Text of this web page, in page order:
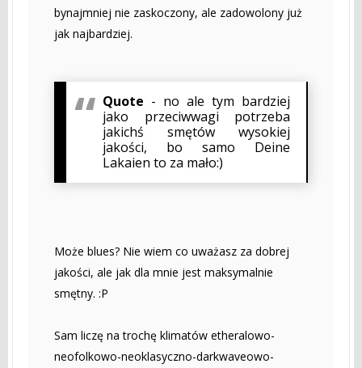
bynajmniej nie zaskoczony, ale zadowolony już
jak najbardziej.
Quote - no ale tym bardziej
jako przeciwwagi potrzeba
jakichś smętów wysokiej
jakości, bo samo Deine
Lakaien to za mało:)
Może blues? Nie wiem co uważasz za dobrej
jakości, ale jak dla mnie jest maksymalnie
smętny. :P
Sam liczę na trochę klimatów etheralowo-
neofolkowo-neoklasyczno-darkwaveowo-